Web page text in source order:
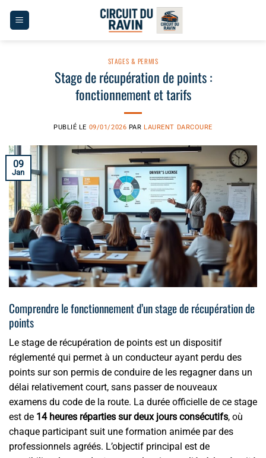
STAGES & PERMIS
Stage de récupération de points :
fonctionnement et tarifs
PUBLIÉ LE 09/01/2026 PAR LAURENT DARCOURE
09
Jan
Comprendre le fonctionnement d’un stage de récupération de
points
Le stage de récupération de points est un dispositif
réglementé qui permet à un conducteur ayant perdu des
points sur son permis de conduire de les regagner dans un
délai relativement court, sans passer de nouveaux
examens du code de la route. La durée officielle de ce stage
est de 14 heures réparties sur deux jours consécutifs, où
chaque participant suit une formation animée par des
professionnels agréés. L’objectif principal est de